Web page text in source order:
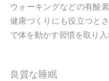
ウォーキングなどの有酸
健康づくりにも役立つと
で体を動かす習慣を取り入
良質な睡眠